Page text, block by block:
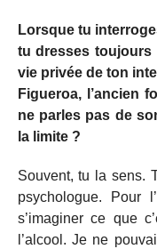
Lorsque tu
tu dresses toujours
vie privée de ton
Figueroa, l’ancien
ne parles pas de
la limite ?
Souvent, tu la sens.
psychologue. Pour
s’imaginer ce que
l’alcool. Je ne